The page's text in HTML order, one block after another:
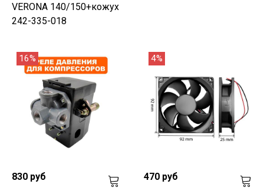
VERONA 140/150+кожух
242-335-018
16%
830 руб
4%
470 руб